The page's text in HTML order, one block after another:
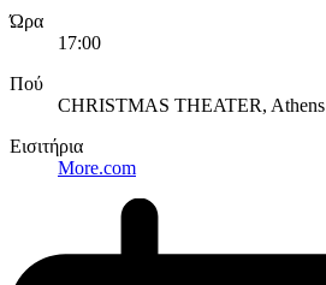
Ώρα
17:00
Πού
CHRISTMAS THEATER, Athens
Εισιτήρια
More.com